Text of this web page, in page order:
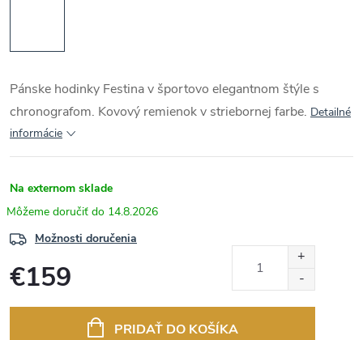
Pánske hodinky Festina v športovo elegantnom štýle s
chronografom. Kovový remienok v striebornej farbe. Detailné
informácie
Na externom sklade
14.8.2026
Možnosti doručenia
€159
PRIDAŤ DO KOŠÍKA